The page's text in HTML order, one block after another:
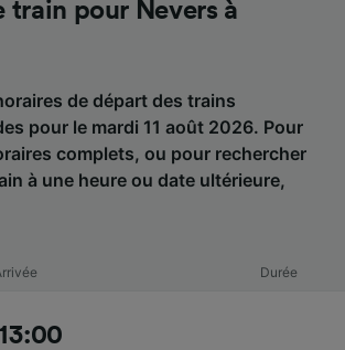
train pour Nevers à
de départ des trains
pour le mardi 11 août 2026. Pour
complets, ou pour rechercher
à une heure ou date ultérieure,
Durée